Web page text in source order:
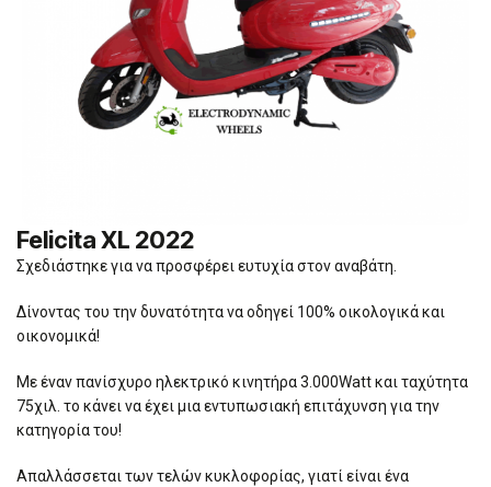
Felicita XL 2022
Σχεδιάστηκε για να προσφέρει ευτυχία στον αναβάτη.
Δίνοντας του την δυνατότητα να οδηγεί 100% οικολογικά και
οικονομικά!
Με έναν πανίσχυρο ηλεκτρικό κινητήρα 3.000Watt και ταχύτητα
75χιλ. το κάνει να έχει μια εντυπωσιακή επιτάχυνση για την
κατηγορία του!
Απαλλάσσεται των τελών κυκλοφορίας, γιατί είναι ένα